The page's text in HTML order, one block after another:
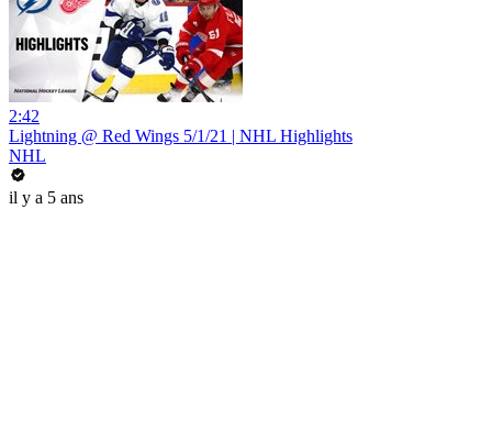
2:42
Lightning @ Red Wings 5/1/21 | NHL Highlights
NHL
il y a 5 ans